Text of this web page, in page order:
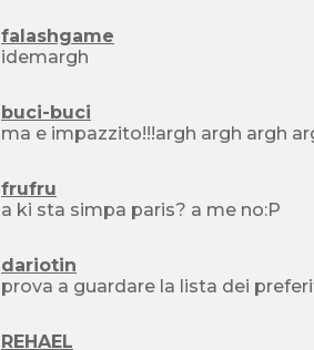
falashgame
idemargh
buci-buci
ma e impazzito!!!argh argh argh
frufru
a ki sta simpa paris? a me no:P
dariotin
prova a guardare la lista dei
REHAEL